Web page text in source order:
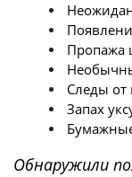
Пропажа
Следы от
Запах
Обнаружили